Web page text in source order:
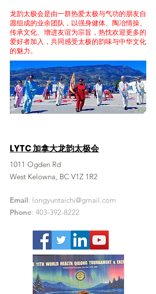
龙韵太极会是由一群热爱太极与气功的朋友自
愿组成的业余团队，以强身健体、陶冶情操、
传承文化、增进友谊为宗旨，热忱欢迎更多的
爱好者加入，共同感受太极的韵味与中华文化
的魅力。
LYTC 加拿大龙韵太极会
1011 Ogden Rd
West Kelowna, BC V1Z 1R2
Email: longyuntaichi@gmail.com
Phone: 403-392-8222